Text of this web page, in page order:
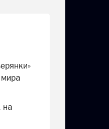
на